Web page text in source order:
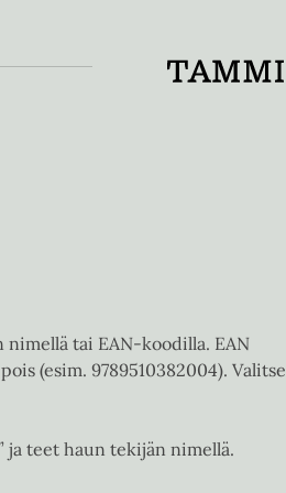
tai EAN-koodilla. EAN
(esim. 9789510382004). Valitse
ja teet haun tekijän nimellä.